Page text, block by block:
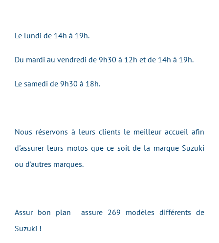
Le lundi de 14h à 19h.
Du mardi au vendredi de 9h30 à 12h et de 14h à 19h.
Le samedi de 9h30 à 18h.
Nous réservons à leurs clients le meilleur accueil afin
d'assurer leurs motos que ce soit de la marque Suzuki
ou d'autres marques.
Assur bon plan assure 269 modèles différents de
Suzuki !